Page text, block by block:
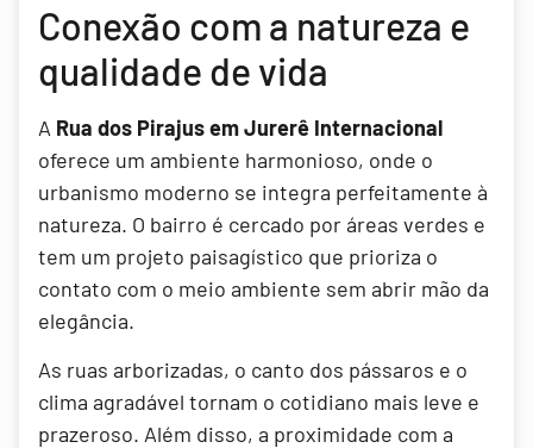
Conexão com a natureza e
qualidade de vida
A Rua dos Pirajus em Jurerê Internacional
oferece um ambiente harmonioso, onde o
urbanismo moderno se integra perfeitamente à
natureza. O bairro é cercado por áreas verdes e
tem um projeto paisagístico que prioriza o
contato com o meio ambiente sem abrir mão da
elegância.
As ruas arborizadas, o canto dos pássaros e o
clima agradável tornam o cotidiano mais leve e
prazeroso. Além disso, a proximidade com a